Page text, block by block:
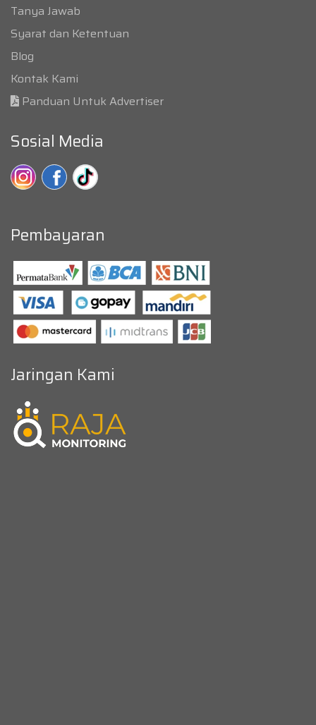
Tanya Jawab
Syarat dan Ketentuan
Blog
Kontak Kami
Panduan Untuk Advertiser
Sosial Media
Pembayaran
Jaringan Kami